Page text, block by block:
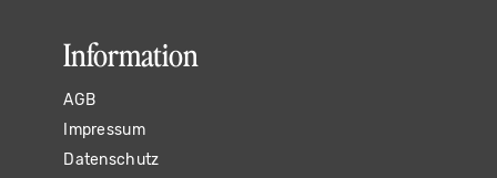
Information
AGB
Impressum
Datenschutz